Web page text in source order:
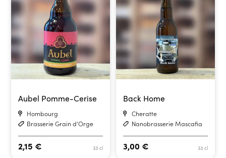
Aubel Pomme-Cerise
Hombourg
Brasserie Grain d'Orge
33 cl
2,15€
Back Home
Cheratte
Nanobrasserie Mascafia
33 cl
3,00 €